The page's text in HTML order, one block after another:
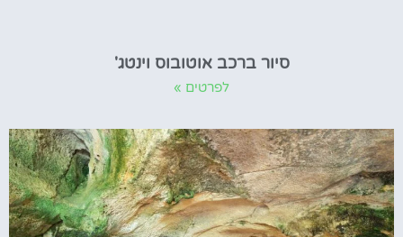
סיור ברכב אוטובוס וינטג'
לפרטים »